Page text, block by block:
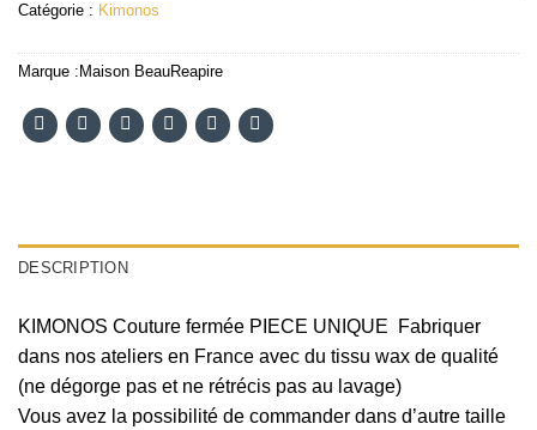
Catégorie : Kimonos
Marque : Maison BeauReapire
DESCRIPTION
KIMONOS Couture fermée PIECE UNIQUE Fabriquer
dans nos ateliers en France avec du tissu wax de qualité
(ne dégorge pas et ne rétrécis pas au lavage)
Vous avez la possibilité de commander dans d’autre taille